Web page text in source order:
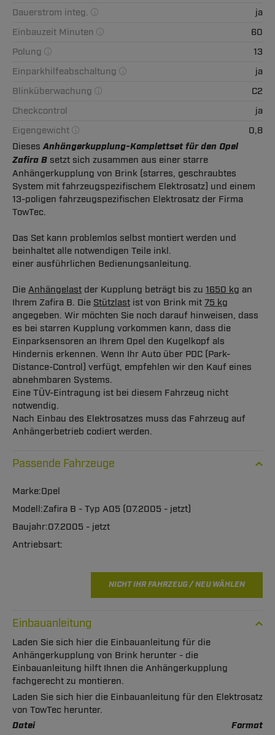
Dauerstrom integ.
ja
Einbauzeit Minuten
60
Polung
13
Einparkhilfeabschaltung
ja
Blinküberwachung
C2
Checkcontrol
ja
Eigengewicht
0,8
DiesesAnhängerkupplung-Komplettset für den Opel
Zafira B setzt sich zusammen aus einer starre
Anhängerkupplung von Brink (starres, geschraubtes
System mit fahrzeugspezifischem Elektrosatz) und einem
13-poligen fahrzeugspezifischen Elektrosatz der Firma
TowTec.
Das Set kann problemlos selbst montiert werden und
beinhaltet alle notwendigen Teile inkl.
einer ausführlichen Bedienungsanleitung.
Die Anhängelast der Kupplung beträgt bis zu 1650 kg an
Ihrem Zafira B. Die Stützlast ist von Brink mit 75 kg
angegeben. Wir möchten Sie noch darauf hinweisen, dass
es bei starren Kupplung vorkommen kann, dass die
Einparksensoren an Ihrem Opel den Kugelkopf als
Hindernis erkennen. Wenn Ihr Auto über PDC (Park-
Distance-Control) verfügt, empfehlen wir den Kauf eines
abnehmbaren Systems.
Eine TÜV-Eintragung ist bei diesem Fahrzeug nicht
notwendig.
Nach Einbau des Elektrosatzes muss das Fahrzeug auf
Anhängerbetrieb codiert werden.
Passende Fahrzeuge
Opel
Zafira B - Typ A05 (07.2005 - jetzt)
07.2005 - jetzt
NICHT IHR FAHRZEUG / NEU WÄHLEN
Einbauanleitung
Laden Sie sich hier die Einbauanleitung für die
Anhängerkupplung von Brink herunter - die
Einbauanleitung hilft Ihnen die Anhängerkupplung
fachgerecht zu montieren.
Laden Sie sich hier die Einbauanleitung für den Elektrosatz
von TowTec herunter.
Datei Format